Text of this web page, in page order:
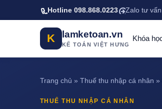
Bỏ qua tới nội dung chính
Hotline 098.868.0223 Zalo tư vấn
K lamketoan.vn
KẾ TOÁN VIỆT HƯNG
Khóa
Trang chủ » Thuế thu nhập cá nhân »
THUẾ THU NHẬP CÁ NHÂN